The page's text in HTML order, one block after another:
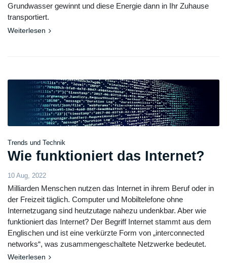
Grundwasser gewinnt und diese Energie dann in Ihr Zuhause
transportiert.
Weiterlesen
Trends und Technik
Wie funktioniert das Internet?
10 Aug, 2022
Milliarden Menschen nutzen das Internet in ihrem Beruf oder in
der Freizeit täglich. Computer und Mobiltelefone ohne
Internetzugang sind heutzutage nahezu undenkbar. Aber wie
funktioniert das Internet? Der Begriff Internet stammt aus dem
Englischen und ist eine verkürzte Form von „interconnected
networks“, was zusammengeschaltete Netzwerke bedeutet.
Weiterlesen